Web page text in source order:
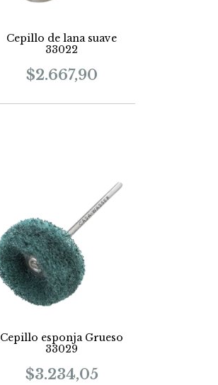
Cepillo de lana suave
33022
$2.667,90
Cepillo esponja Grueso
33029
$3.234,05